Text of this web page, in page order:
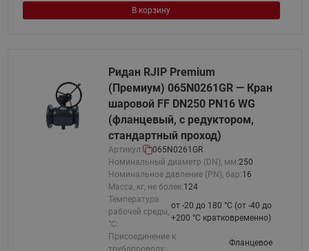
В корзину
Ридан RJIP Premium
(Премиум) 065N0261GR — Кран
шаровой FF DN250 PN16 WG
(фланцевый, с редуктором,
стандартный проход)
Артикул:
065N0261GR
Номинальный диаметр (DN), мм:250
Номинальное давление (PN), бар:16
Масса, кг, не более:124
Температура
рабочей среды,
°С:
от -20 до 180 °C (от -40 до
+200 °С кратковременно)
Присоединение к
Фланцевое